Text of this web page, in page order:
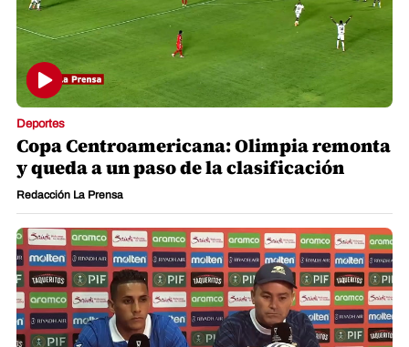
Deportes
Copa Centroamericana: Olimpia remonta
y queda a un paso de la clasificación
Redacción La Prensa